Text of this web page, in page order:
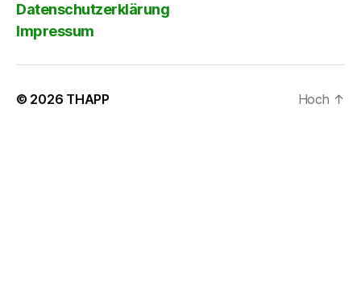
Datenschutzerklärung
Impressum
© 2026 THAPP Hoch ↑